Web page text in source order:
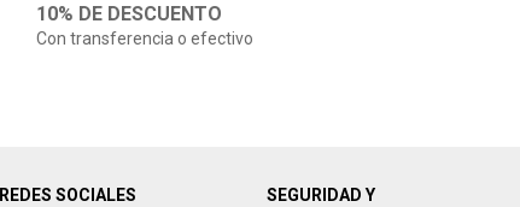
10% DE DESCUENTO
Con transferencia o efectivo
REDES SOCIALES
SEGURIDAD Y